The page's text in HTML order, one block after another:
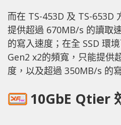
而在 TS-453D 及 TS-653D
提供超過 670MB/s 的讀取
的寫入速度；在全 SSD 環
Gen2 x2的頻寬，只能提供
度，以及超過 350MB/s 的
10GbE Qtier